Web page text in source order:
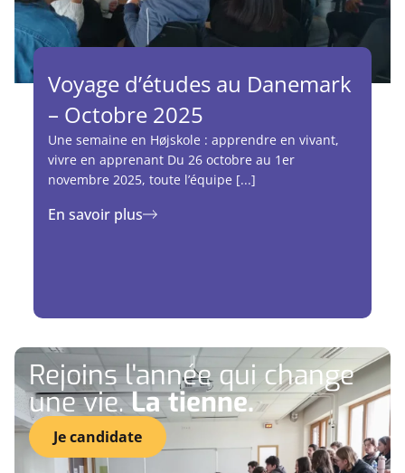
Voyage d’études au Danemark
– Octobre 2025
Une semaine en Højskole : apprendre en vivant,
vivre en apprenant Du 26 octobre au 1er
novembre 2025, toute l’équipe [...]
En savoir plus
Rejoins l'année qui change
une vie.La tienne.
Je candidate